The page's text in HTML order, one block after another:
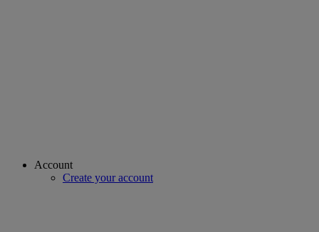
Account
Create your account